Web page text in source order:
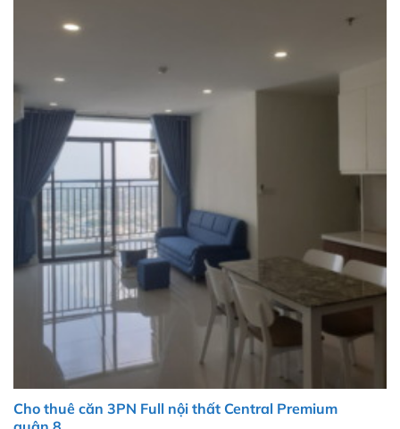
Cho thuê căn 3PN Full nội thất Central Premium